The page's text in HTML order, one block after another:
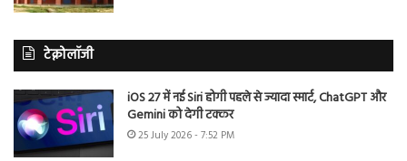
टेक्नोलॉजी
iOS 27 में नई Siri होगी पहले से ज्यादा स्मार्ट, ChatGPT और
Gemini को देगी टक्कर
25 July 2026 - 7:52 PM